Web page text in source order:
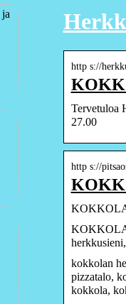
http s://
Tervetuloa
27.00
http s://
kokkolan
pizzatalo,
kokkola,